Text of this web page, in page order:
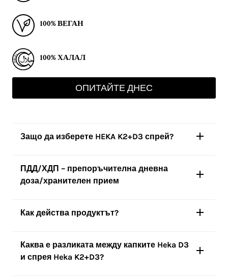
100% ВЕГАН
100% ХАЛАЛ
ОПИТАЙТЕ ДНЕС
Защо да изберете HEKA K2+D3 спрей?
ПДД/ХДП – препоръчителна дневна
доза/хранителен прием
Как действа продуктът?
Каква е разликата между капките Heka D3
и спрея Heka K2+D3?